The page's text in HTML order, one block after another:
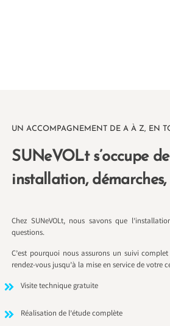
UN ACCOMPAGNEMENT DE A À Z, EN
SUNeVOLt s’occupe
installation,
Chez SUNeVOLt, nous savons que
questions.
C’est pourquoi nous assurons un suivi
rendez-vous jusqu’à la mise en service de votre
Visite technique gratuite
Réalisation de l’étude complète